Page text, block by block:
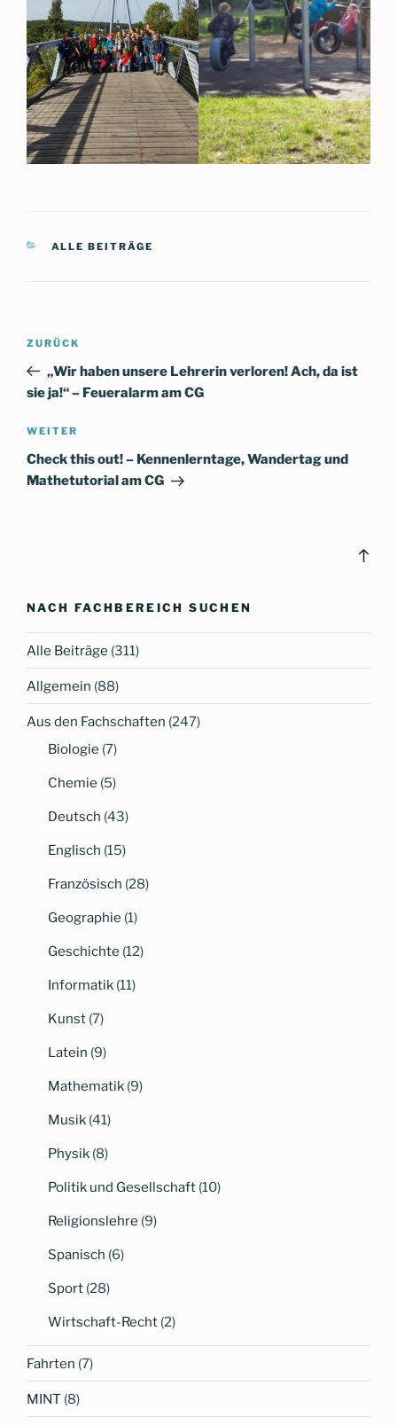
KATEGORIEN
ALLE BEITRÄGE
Beitragsnavigation
Vorheriger
Beitrag
ZURÜCK
„Wir haben unsere Lehrerin verloren! Ach, da ist
sie ja!“ – Feueralarm am CG
Nächster
Beitrag
WEITER
Check this out! – Kennenlerntage, Wandertag und
Mathetutorial am CG
NACH FACHBEREICH SUCHEN
Alle Beiträge (311)
Allgemein (88)
Aus den Fachschaften (247)
Biologie (7)
Chemie (5)
Deutsch (43)
Englisch (15)
Französisch (28)
Geographie (1)
Geschichte (12)
Informatik (11)
Kunst (7)
Latein (9)
Mathematik (9)
Musik (41)
Physik (8)
Politik und Gesellschaft (10)
Religionslehre (9)
Spanisch (6)
Sport (28)
Wirtschaft-Recht (2)
Fahrten (7)
MINT (8)